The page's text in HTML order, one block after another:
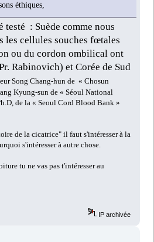
éthiques,
testé : Suède comme nous
les cellules souches fœtales
ou du cordon ombilical ont
Rabinovich) et Corée de Sud
Song Chang-hun de « Chosun
Kyung-sun de « Séoul National
de la « Seoul Cord Blood Bank »
de la cicatrice" il faut s'intéresser à la
s'intéresser à autre chose.
tu ne vas pas t'intéresser au
IP archivée